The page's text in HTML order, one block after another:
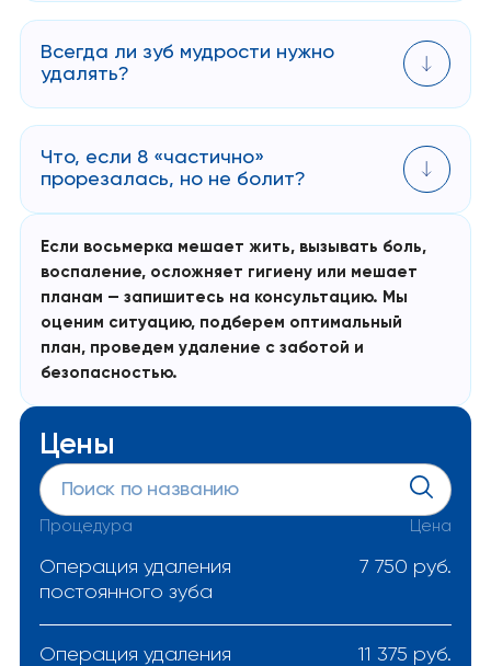
врача. Тяжелые нагрузки возможны минимум через
5-7 дней.
Всегда ли зуб мудрости нужно
удалять?
наблюдать. Удалять — только при показаниях.
Что, если 8 «частично»
прорезалась, но не болит?
на другие зубы, воспаления, гигиену,
Если восьмерка мешает жить, вызывать боль,
воспаление, осложняет гигиену или мешает
планам — запишитесь на консультацию. Мы
оценим ситуацию, подберем оптимальный
план, проведем удаление с заботой и
безопасностью.
Цены
Процедура Цена
Операция удаления
постоянного зуба
7 750 руб.
Операция удаления
11 375 руб.